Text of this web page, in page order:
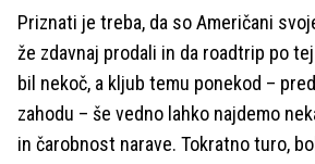
Time
Priznati je treba, da so Američani
že zdavnaj prodali in da roadtrip po
bil nekoč, a kljub temu ponekod –
zahodu – še vedno lahko najdemo
in čarobnost narave. Tokratno turo,